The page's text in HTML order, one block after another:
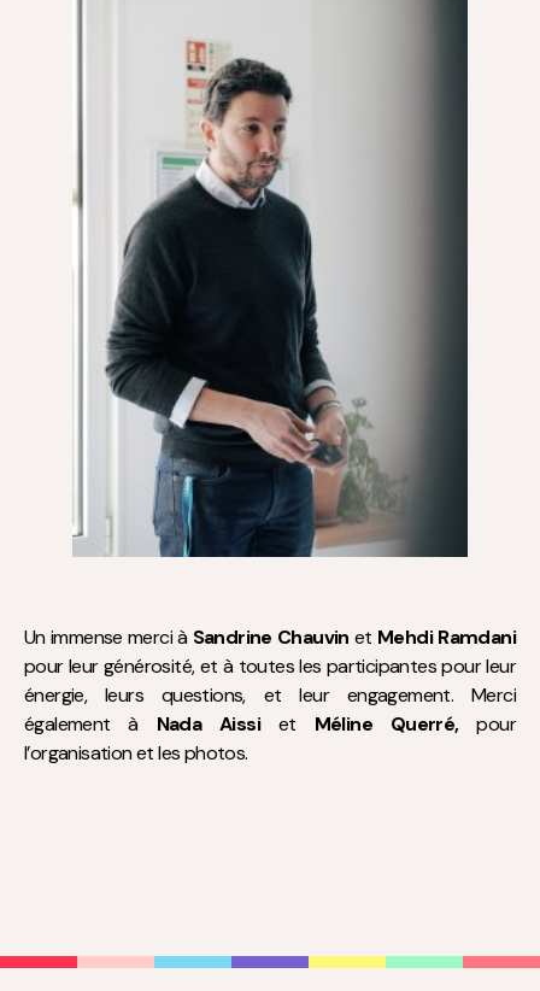
Un immense merci à Sandrine Chauvin et Mehdi Ramdani
pour leur générosité, et à toutes les participantes pour leur
énergie, leurs questions, et leur engagement. Merci
également à Nada Aissiet Méline Querré,pour
l’organisation et les photos.